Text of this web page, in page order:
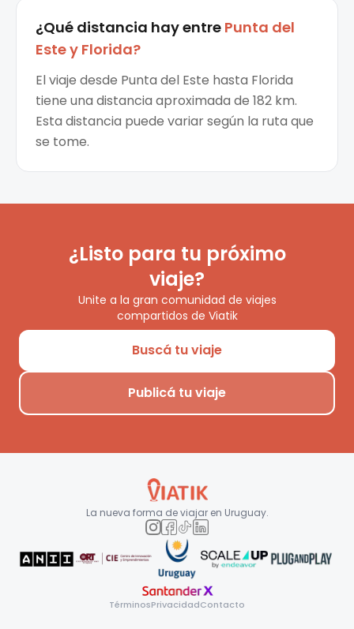
¿Qué distancia hay entre Punta del
Estey Florida?
El viaje desde Punta del Este hasta Florida
tiene una distancia aproximada de 182 km.
Esta distancia puede variar según la ruta que
se tome.
¿Listo para tu próximo
viaje?
Unite a la gran comunidad de viajes
compartidos de Viatik
Buscá tu viaje
Publicá tu viaje
La nueva forma de viajar en Uruguay.
TérminosPrivacidadContacto